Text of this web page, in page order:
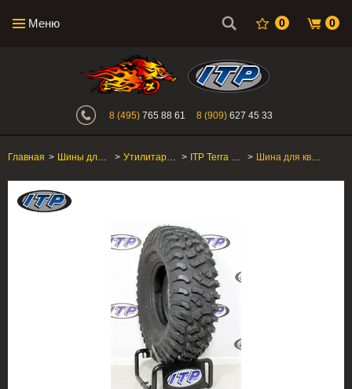
Меню 0 0
Интернет-магазин "Поросенок".
8 (495) 765 88 61 8 (909) 627 45 33
Главная > Шины для квадроцикла > Утилитарные ATV/SxS > ITP Terra Hook > Шина для квадроцикла ITP Terra Hook 32x10R-14